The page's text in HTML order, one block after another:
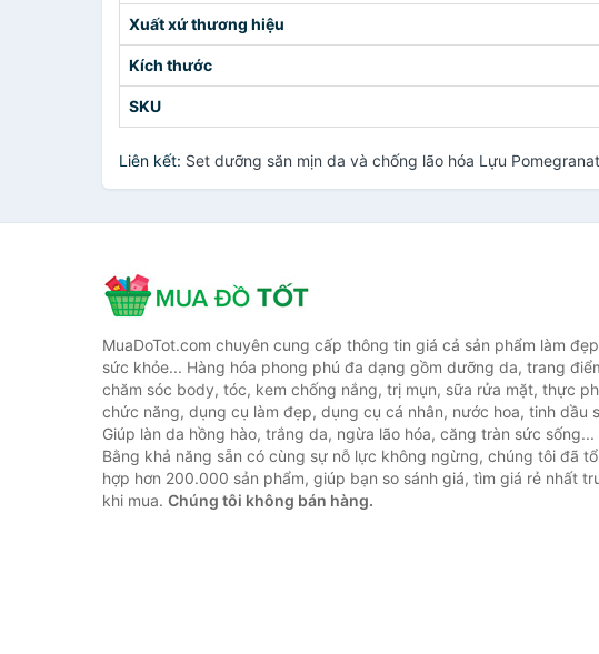
Xuất xứ thương hiệu
Kích thước
SKU
Liên kết: Set dưỡng săn mịn da và chống lão hóa Lựu
MuaDoTot.com chuyên cung cấp thông tin giá cả sản phẩm làm
sức khỏe... Hàng hóa phong phú đa dạng gồm dưỡng da, trang
chăm sóc body, tóc, kem chống nắng, trị mụn, sữa rửa mặt, thực
chức năng, dụng cụ làm đẹp, dụng cụ cá nhân, nước hoa, tinh dầu
Giúp làn da hồng hào, trắng da, ngừa lão hóa, căng tràn sức sống...
Bằng khả năng sẵn có cùng sự nỗ lực không ngừng, chúng tôi đã
hợp hơn 200.000 sản phẩm, giúp bạn so sánh giá, tìm giá rẻ nhất
khi mua. Chúng tôi không bán hàng.